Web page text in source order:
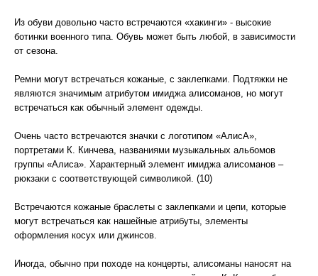
Из обуви довольно часто встречаются «хакинги» - высокие
ботинки военного типа. Обувь может быть любой, в зависимости
от сезона.
Ремни могут встречаться кожаные, с заклепками. Подтяжки не
являются значимым атрибутом имиджа алисоманов, но могут
встречаться как обычный элемент одежды.
Очень часто встречаются значки с логотипом «АлисА»,
портретами К. Кинчева, названиями музыкальных альбомов
группы «Алиса». Характерный элемент имиджа алисоманов –
рюкзаки с соответствующей символикой. (10)
Встречаются кожаные браслеты с заклепками и цепи, которые
могут встречаться как нашейные атрибуты, элементы
оформления косух или джинсов.
Иногда, обычно при походе на концерты, алисоманы наносят на